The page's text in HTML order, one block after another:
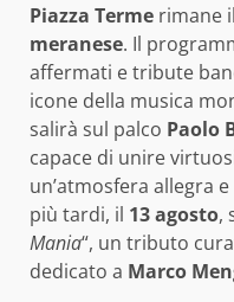
Piazza Terme rimane
meranese. Il
affermati e tribute
icone della musica
salirà sul palco Paolo
capace di unire
un’atmosfera allegra
più tardi, il 13 agosto,
Mania“, un tributo
dedicato a Marco